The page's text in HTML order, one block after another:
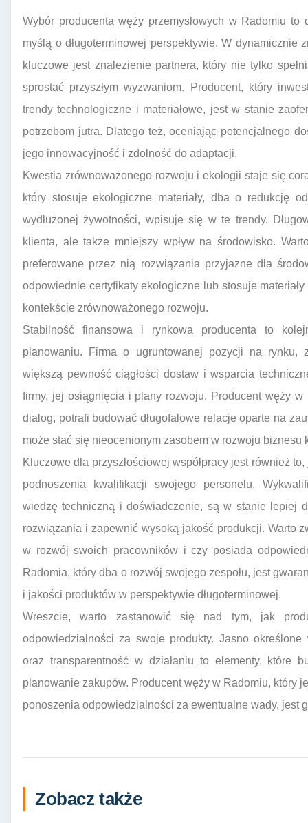
Wybór producenta węży przemysłowych w Radomiu
myślą o długoterminowej perspektywie. W dynamicznie
kluczowe jest znalezienie partnera, który nie tylko
sprostać przyszłym wyzwaniom. Producent, który
trendy technologiczne i materiałowe, jest w stanie
potrzebom jutra. Dlatego też, oceniając potencjalnego
jego innowacyjność i zdolność do adaptacji.
Kwestia zrównoważonego rozwoju i ekologii staje się
który stosuje ekologiczne materiały, dba o redukcję
wydłużonej żywotności, wpisuje się w te trendy.
klienta, ale także mniejszy wpływ na środowisko.
preferowane przez nią rozwiązania przyjazne dla
odpowiednie certyfikaty ekologiczne lub stosuje
kontekście zrównoważonego rozwoju.
Stabilność finansowa i rynkowa producenta to
planowaniu. Firma o ugruntowanej pozycji na rynku,
większą pewność ciągłości dostaw i wsparcia
firmy, jej osiągnięcia i plany rozwoju. Producent węży
dialog, potrafi budować długofalowe relacje oparte na
może stać się nieocenionym zasobem w rozwoju biznesu
Kluczowe dla przyszłościowej współpracy jest również
podnoszenia kwalifikacji swojego personelu.
wiedzę techniczną i doświadczenie, są w stanie lepiej
rozwiązania i zapewnić wysoką jakość produkcji. Warto
w rozwój swoich pracowników i czy posiada
Radomia, który dba o rozwój swojego zespołu, jest
i jakości produktów w perspektywie długoterminowej.
Wreszcie, warto zastanowić się nad tym, jak
odpowiedzialności za swoje produkty. Jasno
oraz transparentność w działaniu to elementy, które
planowanie zakupów. Producent węży w Radomiu, który
ponoszenia odpowiedzialności za ewentualne wady, jest
Zobacz także